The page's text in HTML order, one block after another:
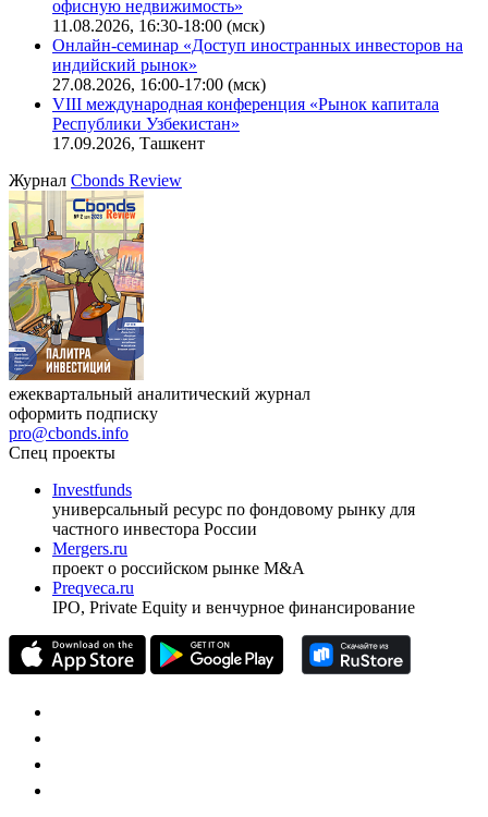
офисную недвижимость»
11.08.2026, 16:30-18:00 (мск)
Онлайн-семинар «Доступ иностранных инвесторов на
индийский рынок»
27.08.2026, 16:00-17:00 (мск)
VIII международная конференция «Рынок капитала
Республики Узбекистан»
17.09.2026, Ташкент
Журнал Cbonds Review
ежеквартальный аналитический журнал
оформить подписку
pro@cbonds.info
Спец проекты
Investfunds
универсальный ресурс по фондовому рынку для
частного инвестора России
Mergers.ru
проект о российском рынке M&A
Preqveca.ru
IPO, Private Equity и венчурное финансирование